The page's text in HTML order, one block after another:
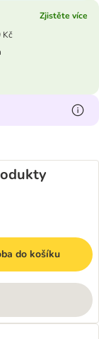
Zjistěte více
Kč
do košíku